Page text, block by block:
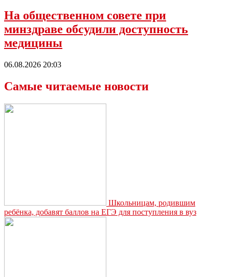
На общественном совете при
минздраве обсудили доступность
медицины
06.08.2026 20:03
Самые читаемые новости
Школьницам, родившим
ребёнка, добавят баллов на ЕГЭ для поступления в вуз